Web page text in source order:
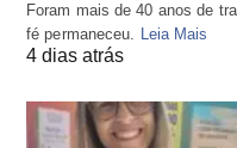
Foram mais de 40 anos de
fé permaneceu. Leia Mais
4 dias atrás